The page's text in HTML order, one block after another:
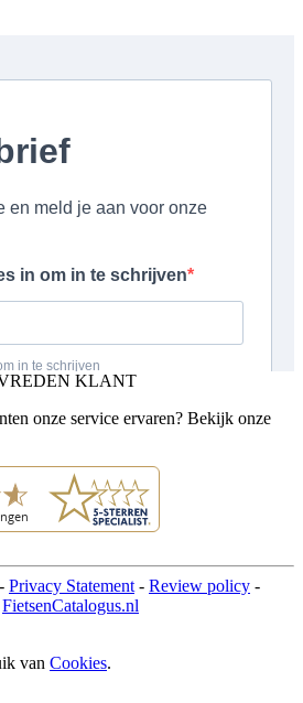
KLANT
onze service ervaren? Bekijk onze
- Privacy Statement - Review policy -
FietsenCatalogus.nl
van Cookies.